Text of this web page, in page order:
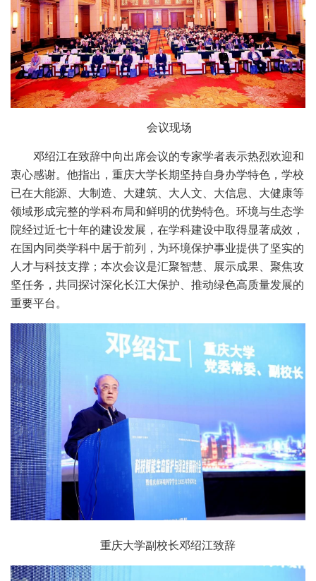
会议现场
邓绍江在致辞中向出席会议的专家学者表示热烈欢迎和
衷心感谢。他指出，重庆大学长期坚持自身办学特色，学校
已在大能源、大制造、大建筑、大人文、大信息、大健康等
领域形成完整的学科布局和鲜明的优势特色。环境与生态学
院经过近七十年的建设发展，在学科建设中取得显著成效，
在国内同类学科中居于前列，为环境保护事业提供了坚实的
人才与科技支撑；本次会议是汇聚智慧、展示成果、聚焦攻
坚任务，共同探讨深化长江大保护、推动绿色高质量发展的
重要平台。
重庆大学副校长邓绍江致辞